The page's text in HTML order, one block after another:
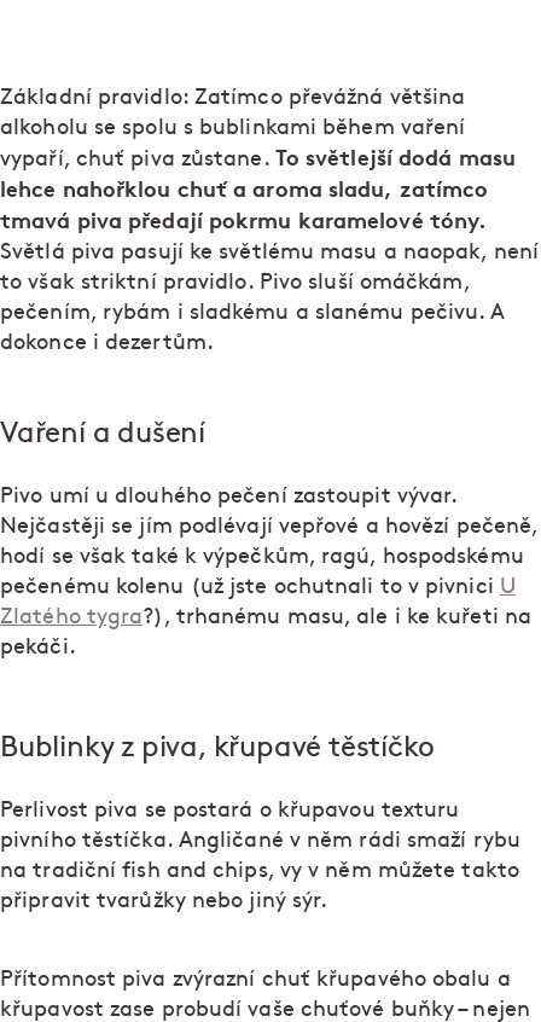
Základní pravidlo: Zatímco převážná většina
alkoholu se spolu s bublinkami během vaření
vypaří, chuť piva zůstane. To světlejší dodá masu
lehce nahořklou chuť a aroma sladu, zatímco
tmavá piva předají pokrmu karamelové tóny.
Světlá piva pasují ke světlému masu a naopak, není
to však striktní pravidlo. Pivo sluší omáčkám,
pečením, rybám i sladkému a slanému pečivu. A
dokonce i dezertům.
Vaření a dušení
Pivo umí u dlouhého pečení zastoupit vývar.
Nejčastěji se jím podlévají vepřové a hovězí pečeně,
hodí se však také k výpečkům, ragú, hospodskému
pečenému kolenu (už jste ochutnali to v pivnici U
Zlatého tygra?), trhanému masu, ale i ke kuřeti na
pekáči.
Bublinky z piva, křupavé těstíčko
Perlivost piva se postará o křupavou texturu
pivního těstíčka. Angličané v něm rádi smaží rybu
na tradiční fish and chips, vy v něm můžete takto
připravit tvarůžky nebo jiný sýr.
Přítomnost piva zvýrazní chuť křupavého obalu a
křupavost zase probudí vaše chuťové buňky – nejen